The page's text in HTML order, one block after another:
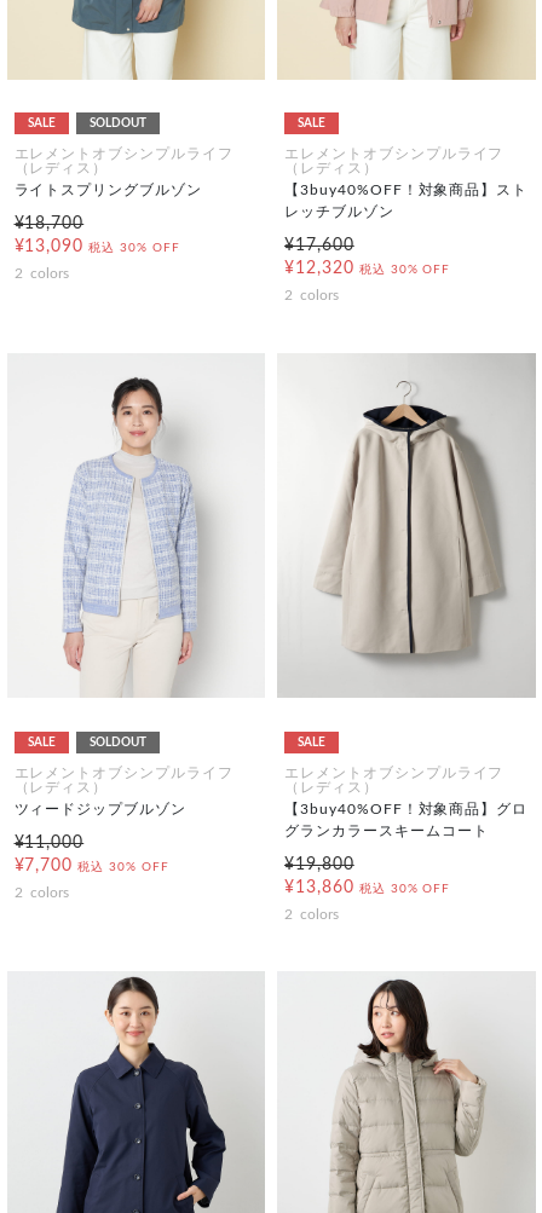
SALE SOLDOUT
エレメントオブシンプルライフ
（レディス）
ライトスプリングブルゾン
¥18,700
¥13,090 税込 30% OFF
2 colors
SALE
エレメントオブシンプルライフ
（レディス）
【3buy40%OFF！対象商品】スト
レッチブルゾン
¥17,600
¥12,320 税込 30% OFF
2 colors
SALE SOLDOUT
エレメントオブシンプルライフ
（レディス）
ツィードジップブルゾン
¥11,000
¥7,700 税込 30% OFF
2 colors
SALE
エレメントオブシンプルライフ
（レディス）
【3buy40%OFF！対象商品】グロ
グランカラースキームコート
¥19,800
¥13,860 税込 30% OFF
2 colors